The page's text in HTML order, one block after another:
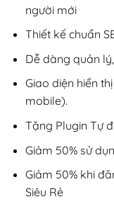
người mới
Thiết kế chuẩn
Dễ dàng quản
Giao diện hiển
mobile).
Tặng Plugin Tự
Giảm 50% sử
Giảm 50% khi
Siêu Rẻ